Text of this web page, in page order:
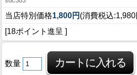
当店特別価格1,800円 (消費税込:1,980
[18ポイント進呈 ]
数量